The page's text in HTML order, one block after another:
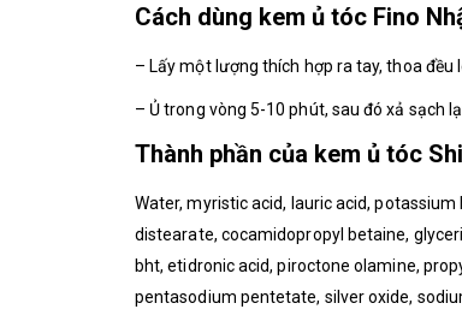
Cách dùng kem ủ tóc Fino
– Lấy một lượng thích hợp ra tay, thoa đều
– Ủ trong vòng 5-10 phút, sau đó xả sạch
Thành phần của kem ủ tóc
Water, myristic acid, lauric acid,
distearate, cocamidopropyl betaine,
bht, etidronic acid, piroctone olamine,
pentasodium pentetate, silver oxide,